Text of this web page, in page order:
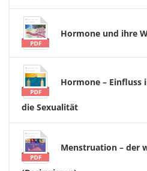
Hormone und ihre
Hormone – Einfluss
die Sexualität
Menstruation – der